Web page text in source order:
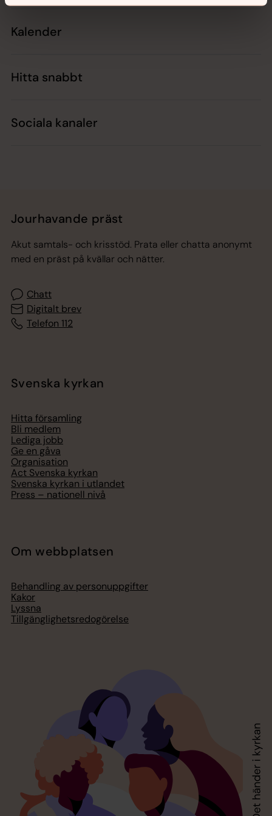
Kalender
Hitta snabbt
Sociala kanaler
Jourhavande präst
Akut samtals- och krisstöd. Prata eller chatta anonymt
med en präst på kvällar och nätter.
Chatt
Digitalt brev
Telefon 112
Svenska kyrkan
Hitta församling
Bli medlem
Lediga jobb
Ge en gåva
Organisation
Act Svenska kyrkan
Svenska kyrkan i utlandet
Press – nationell nivå
Om webbplatsen
Behandling av personuppgifter
Kakor
Lyssna
Tillgänglighetsredogörelse